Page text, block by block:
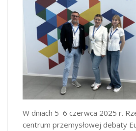
W dniach 5–6 czerwca 2025 r.
centrum przemysłowej debaty